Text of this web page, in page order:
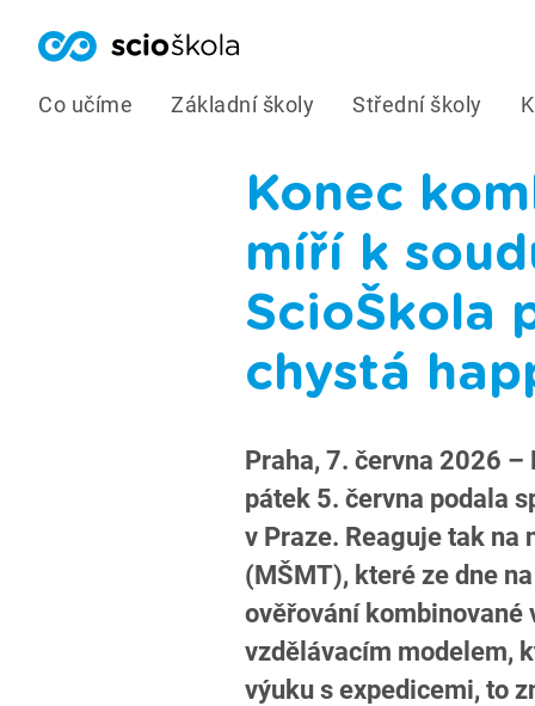
Co učíme Základní školy Střední školy
Konec
míří k
ScioŠkola
chystá
Praha, 7. června 2026
pátek 5. června podala
v Praze. Reaguje tak
(MŠMT), které ze dne
ověřování kombinované
vzdělávacím modelem,
výuku s expedicemi, to